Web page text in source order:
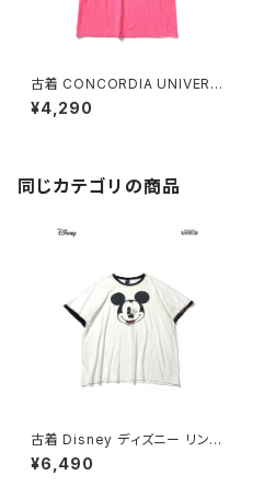
古着 CONCORDIA UNIVERSI
TY プリント カットソー 半袖 Ｔ
シャツ ピンク (ttu2604050)
¥4,290
同じカテゴリの商品
古着 Disney ディズニー リンガ
ーネック ミッキーマウス プリン
ト コットン100％ 半袖 Ｔシャツ
¥6,490